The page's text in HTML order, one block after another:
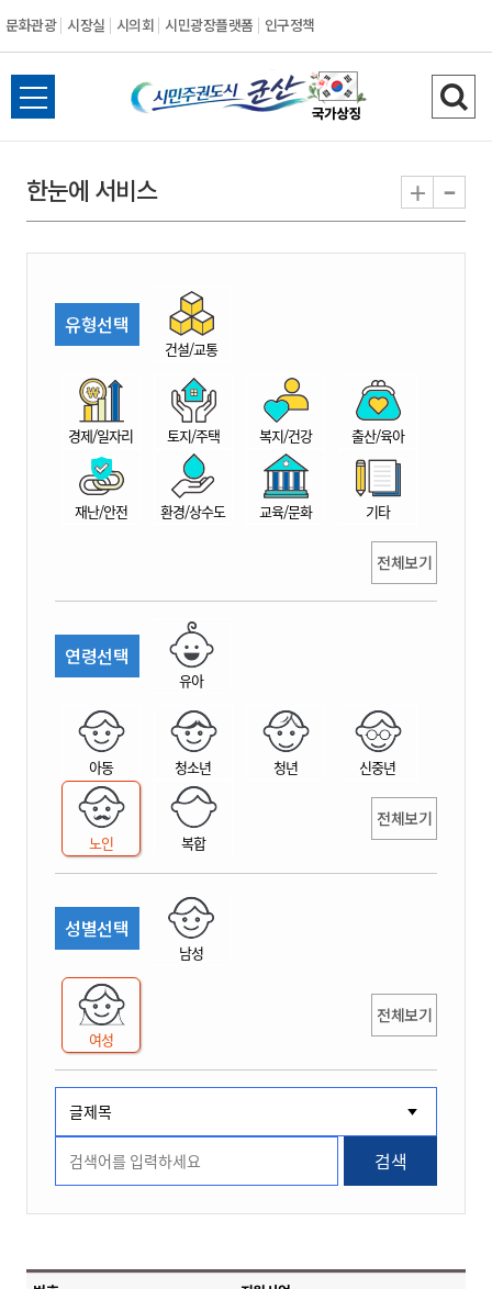
문화관광 시장실 시의회 시민광장플랫폼 인구정책
시
민
권
시
산
전
체
뉴
열
검
색
기
한눈에 서비스 + -
유형선택
건설/교통
경제/일자리 토지/주택 복지/건강 출산/육아
재난/안전 환경/상수도 교육/문화 기타
전체보기
연령선택
유아
아동 청소년 청년 신중년
노인 복합
전체보기
성별선택
남성
여성
전체보기
검색